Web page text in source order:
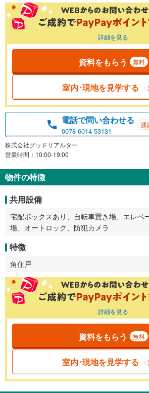
詳細を見る
資料をもらう 無料
室内･現地を見学する
電話で問い合わせる
0078-6014-53131
通
株式会社グッドリアルター
営業時間：10:00-19:00
物件の特徴
共用設備
宅配ボックスあり、自転車置き場、エレベ
場、オートロック、防犯カメラ
特徴
角住戸
詳細を見る
資料をもらう 無料
室内･現地を見学する